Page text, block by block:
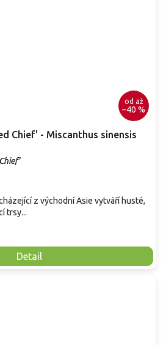
od až
–40 %
Chief' - Miscanthus sinensis
Detail
z východní Asie vytváří husté,
trsy...